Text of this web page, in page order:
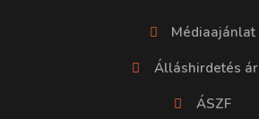
Médiaajánlat
Álláshirdetés
ÁSZF